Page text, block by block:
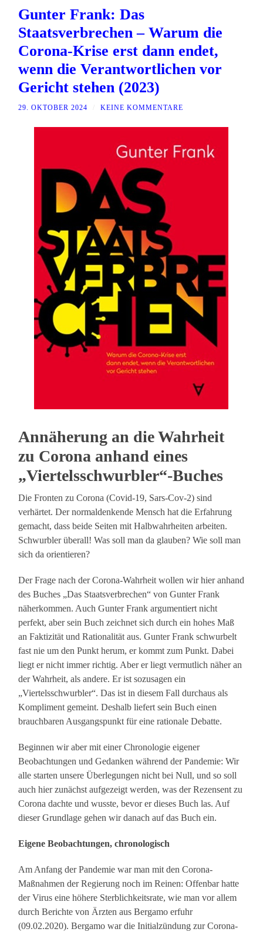
Gunter Frank: Das
Staatsverbrechen – Warum die
Corona-Krise erst dann endet,
wenn die Verantwortlichen vor
Gericht stehen (2023)
29. OKTOBER 2024 KEINE KOMMENTARE
Annäherung an die Wahrheit
zu Corona anhand eines
„Viertelsschwurbler“-Buches
Die Fronten zu Corona (Covid-19, Sars-Cov-2) sind
verhärtet. Der normaldenkende Mensch hat die Erfahrung
gemacht, dass beide Seiten mit Halbwahrheiten arbeiten.
Schwurbler überall! Was soll man da glauben? Wie soll man
sich da orientieren?
Der Frage nach der Corona-Wahrheit wollen wir hier anhand
des Buches „Das Staatsverbrechen“ von Gunter Frank
näherkommen. Auch Gunter Frank argumentiert nicht
perfekt, aber sein Buch zeichnet sich durch ein hohes Maß
an Faktizität und Rationalität aus. Gunter Frank schwurbelt
fast nie um den Punkt herum, er kommt zum Punkt. Dabei
liegt er nicht immer richtig. Aber er liegt vermutlich näher an
der Wahrheit, als andere. Er ist sozusagen ein
„Viertelsschwurbler“. Das ist in diesem Fall durchaus als
Kompliment gemeint. Deshalb liefert sein Buch einen
brauchbaren Ausgangspunkt für eine rationale Debatte.
Beginnen wir aber mit einer Chronologie eigener
Beobachtungen und Gedanken während der Pandemie: Wir
alle starten unsere Überlegungen nicht bei Null, und so soll
auch hier zunächst aufgezeigt werden, was der Rezensent zu
Corona dachte und wusste, bevor er dieses Buch las. Auf
dieser Grundlage gehen wir danach auf das Buch ein.
Eigene Beobachtungen, chronologisch
Am Anfang der Pandemie war man mit den Corona-
Maßnahmen der Regierung noch im Reinen: Offenbar hatte
der Virus eine höhere Sterblichkeitsrate, wie man vor allem
durch Berichte von Ärzten aus Bergamo erfuhr
(09.02.2020). Bergamo war die Initialzündung zur Corona-